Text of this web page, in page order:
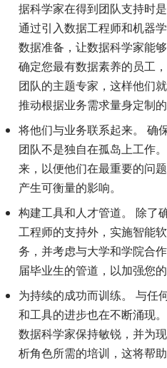
据科学家在得到团队支持时
通过引入数据工程师和机器
数据准备，让数据科学家能
确定您最有数据素养的员工
团队的主题专家，这样他们
推动根据业务需求量身定制的
将他们与业务联系起来。 确
团队不是独自在孤岛上工作
来，以便他们在最重要的问
产生可衡量的影响。
构建工具和人才管道。 除了
工程师的支持外，实施智能
务，并考虑与大学和学院合
届毕业生的管道，以加强您
为持续的成功而训练。 与任
和工具的进步也在不断涌现
数据科学家保持敏锐，并为
析角色所需的培训，这将帮